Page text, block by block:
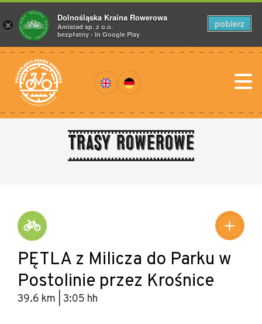
Trasy rowerowe
PĘTLA z Milicza do Parku w
Postolinie przez Krośnice
39.6 km | 3:05 hh
×
Dolnośląska Kraina Rowerowa
Amistad sp. z o.o.
bezpłatny - In Google Play
pobierz